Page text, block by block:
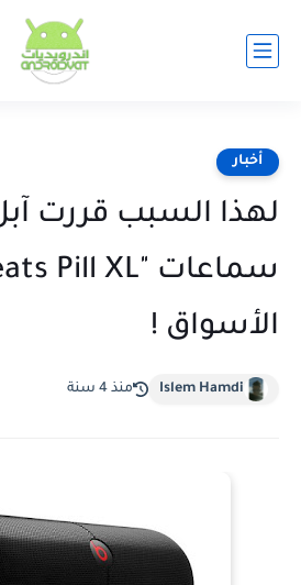
أخبار
لهذا السبب قررت
الأسواق !
Islem Hamdi منذ 4 سنة